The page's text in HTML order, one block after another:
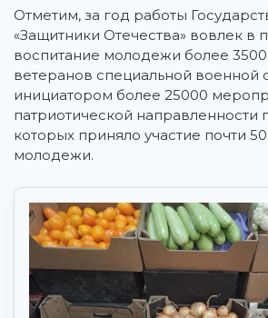
Отметим, за год работы
«Защитники Отечества» вовлек в
воспитание молодежи более 3500
ветеранов специальной военной
инициатором более 25000
патриотической направленности
которых приняло участие почти
молодежи.